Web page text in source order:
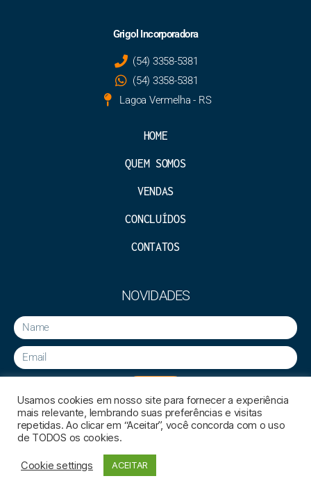
Grigol Incorporadora
(54) 3358-5381
(54) 3358-5381
Lagoa Vermelha - RS
HOME
QUEM SOMOS
VENDAS
CONCLUÍDOS
CONTATOS
NOVIDADES
Grigol Incorporadora –
Usamos cookies em nosso site para fornecer a experiência
mais relevante, lembrando suas preferências e visitas
repetidas. Ao clicar em “Aceitar”, você concorda com o uso
de TODOS os cookies.
Cookie settings ACEITAR